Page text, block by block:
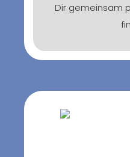
Dir gemeinsam